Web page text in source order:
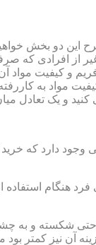
دو بخش
افرادی که
و کیفیت
مواد به
و یک تعادل میان
دارد که
هنگام
نیز کمتر بود